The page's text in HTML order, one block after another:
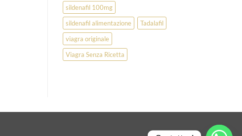
sildenafil 100mg
sildenafil alimentazione
Tadalafil
viagra originale
Viagra Senza Ricetta